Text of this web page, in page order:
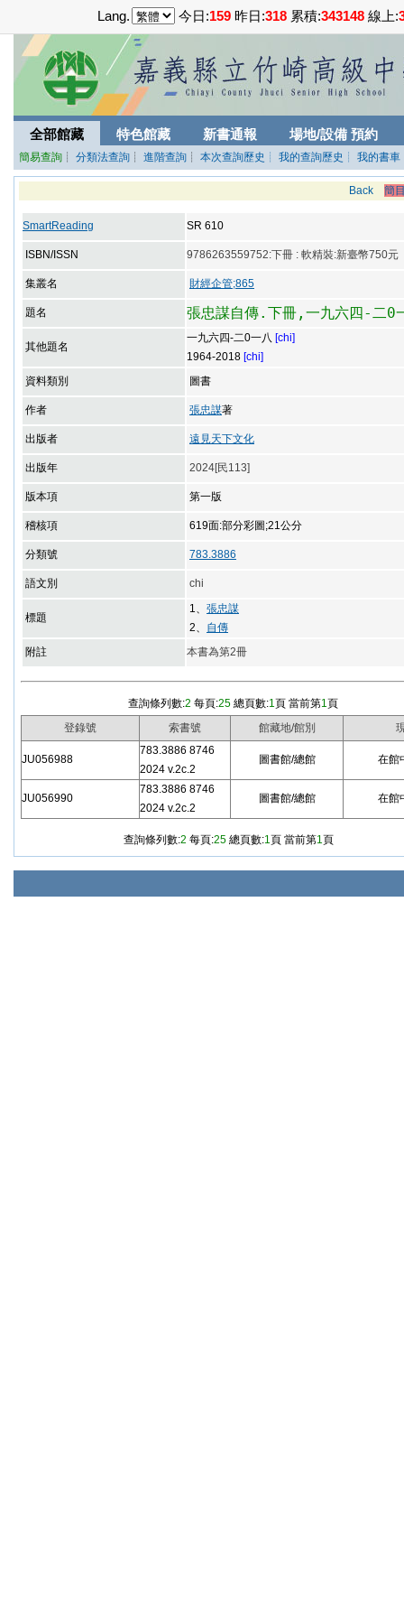
Lang. 今日:159 昨日:318 累積:343148 線上:
全部館藏 特色館藏 新書通報 場地/設備 預約
簡易查詢 ┊ 分類法查詢 ┊ 進階查詢 ┊ 本次查詢歷史 ┊ 我的查詢歷史 ┊ 我的書車
Back 簡
SmartReading SR 610
ISBN/ISSN 9786263559752:下冊 : 軟精裝:新臺幣750元
集叢名 財經企管;865
題名 張忠謀自傳.下冊,一九六四-二0
其他題名
一九六四-二0一八 [chi]
1964-2018 [chi]
資料類別
圖書
作者 張忠謀著
出版者 遠見天下文化
出版年 2024[民113]
版本項 第一版
稽核項 619面:部分彩圖;21公分
分類號 783.3886
語文別 chi
標題
1、 張忠謀
2、 自傳
附註
本書為第2冊
查詢條列數:2 每頁:25總頁數:1頁 當前第1頁
登錄號
索書號 館藏地/館別
JU056988
783.3886 8746
2024 v.2c.2
圖書館/總館 在館
JU056990
783.3886 8746
2024 v.2c.2
圖書館/總館 在館
查詢條列數:2 每頁:25 總頁數:1頁 當前第1頁